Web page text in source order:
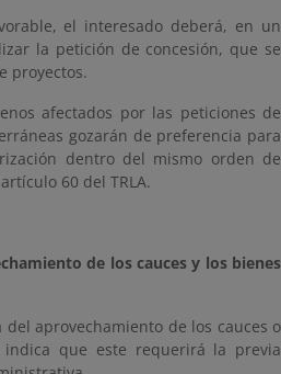
el interesado deberá, en un
la petición de concesión, que se
proyectos.
afectados por las peticiones de
gozarán de preferencia para
dentro del mismo orden de
60 del TRLA.
de los cauces y los bienes
del aprovechamiento de los cauces o
que este requerirá la previa